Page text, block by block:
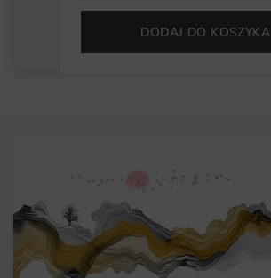
DODAJ DO KOSZYKA